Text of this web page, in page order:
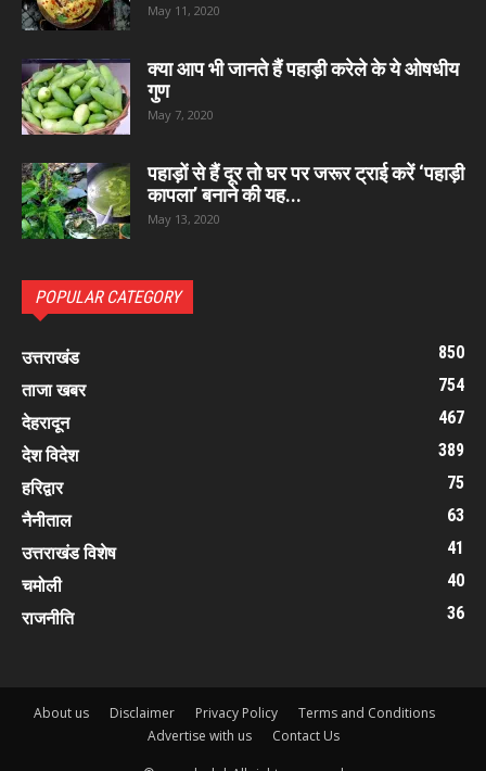
May 11, 2020
क्या आप भी जानते हैं पहाड़ी करेले के ये ओषधीय
गुण
May 7, 2020
पहाड़ों से हैं दूर तो घर पर जरूर ट्राई करें ‘पहाड़ी
कापला’ बनाने की यह...
May 13, 2020
POPULAR CATEGORY
उत्तराखंड
850
ताजा खबर
754
देहरादून
467
देश विदेश
389
हरिद्वार
75
नैनीताल
63
उत्तराखंड विशेष
41
चमोली
40
राजनीति
36
About us Disclaimer Privacy Policy
Terms and Conditions
Advertise with us
Contact Us